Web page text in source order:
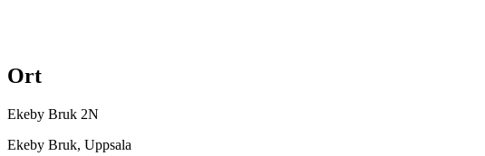
Ort
Ekeby Bruk 2N
Ekeby Bruk, Uppsala